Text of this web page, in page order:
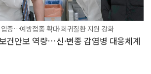
증…예방접종 확대·희귀질환 지원 강화
건안보 역량…신·변종 감염병 대응체계